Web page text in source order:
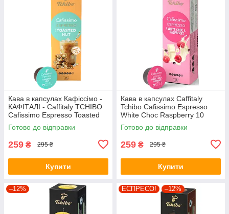
Кава в капсулах Кафіссімо -
КАФІТАЛІ - Caffitaly TCHIBO
Cafissimo Espresso Toasted
Nut (короб 10 капсул)
Готово до відправки
259 ₴ 295 ₴
Купити
Кава в капсулах Caffitaly
Tchibo Cafissimo Espresso
White Choc Raspberry 10
капсул
Готово до відправки
259 ₴ 295 ₴
Купити
–12% ЕСПРЕСО! –12%